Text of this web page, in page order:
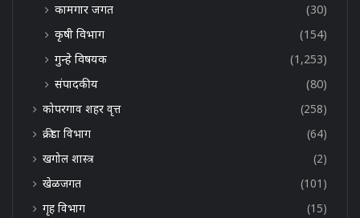
कामगार जगत
(30)
कृषी विभाग
(154)
गुन्हे विषयक
(1,253)
संपादकीय
(80)
कोपरगाव शहर वृत्त
(258)
क्रीडा विभाग
(64)
खगोल शास्त्र
(2)
खेळजगत
(101)
गृह विभाग
(15)